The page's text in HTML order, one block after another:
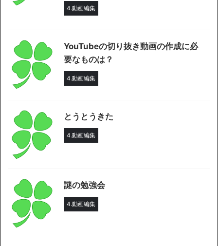
4.動画編集
YouTubeの切り抜き動画の作成に必
要なものは？
4.動画編集
とうとうきた
4.動画編集
謎の勉強会
4.動画編集